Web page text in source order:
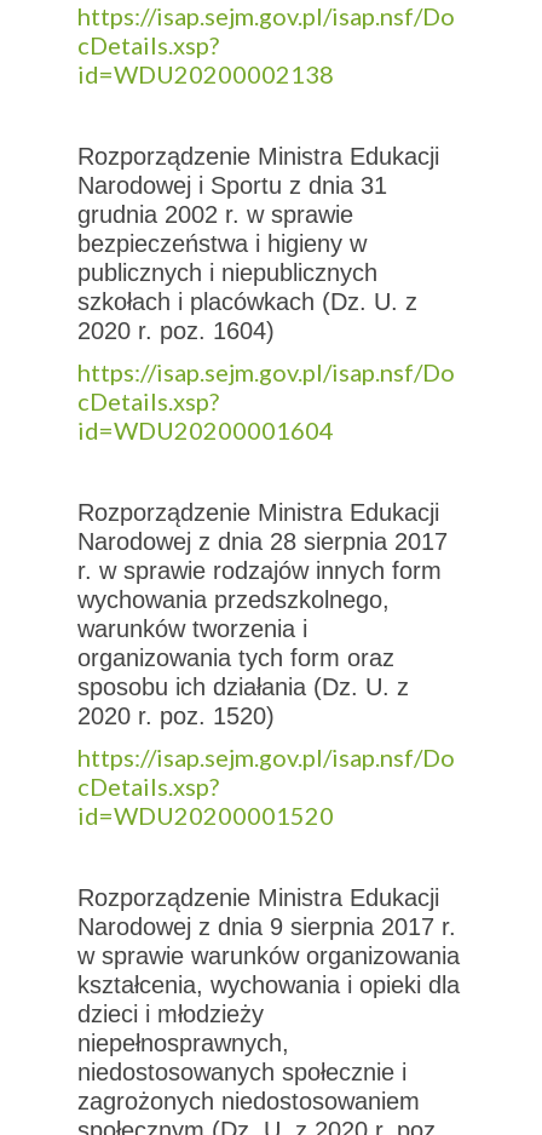
https://isap.sejm.gov.pl/isap.nsf/Do
cDetails.xsp?
id=WDU20200002138
Rozporządzenie Ministra Edukacji
Narodowej i Sportu z dnia 31
grudnia 2002 r. w sprawie
bezpieczeństwa i higieny w
publicznych i niepublicznych
szkołach i placówkach (Dz. U. z
2020 r. poz. 1604)
https://isap.sejm.gov.pl/isap.nsf/Do
cDetails.xsp?
id=WDU20200001604
Rozporządzenie Ministra Edukacji
Narodowej z dnia 28 sierpnia 2017
r. w sprawie rodzajów innych form
wychowania przedszkolnego,
warunków tworzenia i
organizowania tych form oraz
sposobu ich działania (Dz. U. z
2020 r. poz. 1520)
https://isap.sejm.gov.pl/isap.nsf/Do
cDetails.xsp?
id=WDU20200001520
Rozporządzenie Ministra Edukacji
Narodowej z dnia 9 sierpnia 2017 r.
w sprawie warunków organizowania
kształcenia, wychowania i opieki dla
dzieci i młodzieży
niepełnosprawnych,
niedostosowanych społecznie i
zagrożonych niedostosowaniem